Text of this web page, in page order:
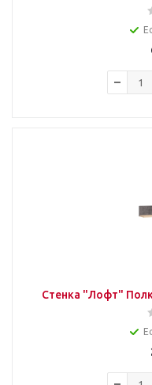
Стенка "Лофт"